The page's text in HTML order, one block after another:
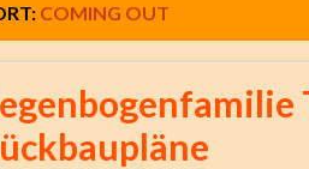
COMING OUT